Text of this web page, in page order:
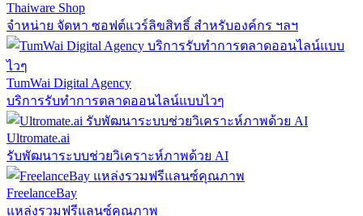
Thaiware Shop
จำหน่าย จัดหา ซอฟต์แวร์ลิขสิทธิ์ สำหรับองค์กร ฯลฯ
TumWai Digital Agency
บริการรับทำการตลาดออนไลน์แบบไวๆ
Ultromate.ai
รับพัฒนาระบบช่วยวิเคราะห์ภาพด้วย AI
FreelanceBay
แหล่งรวมฟรีแลนซ์คุณภาพ